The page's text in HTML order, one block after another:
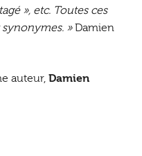
», etc. Toutes ces
»Damien
auteur, Damien